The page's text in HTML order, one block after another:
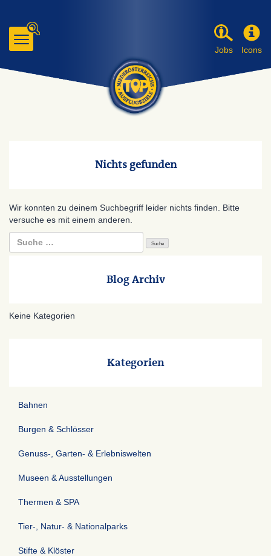
Inhalt
Icons
Jobs
Nichts gefunden
Wir konnten zu deinem Suchbegriff leider nichts finden. Bitte
versuche es mit einem anderen.
Blog Archiv
Keine Kategorien
Kategorien
Bahnen
Burgen & Schlösser
Genuss-, Garten- & Erlebniswelten
Museen & Ausstellungen
Thermen & SPA
Tier-, Natur- & Nationalparks
Stifte & Klöster